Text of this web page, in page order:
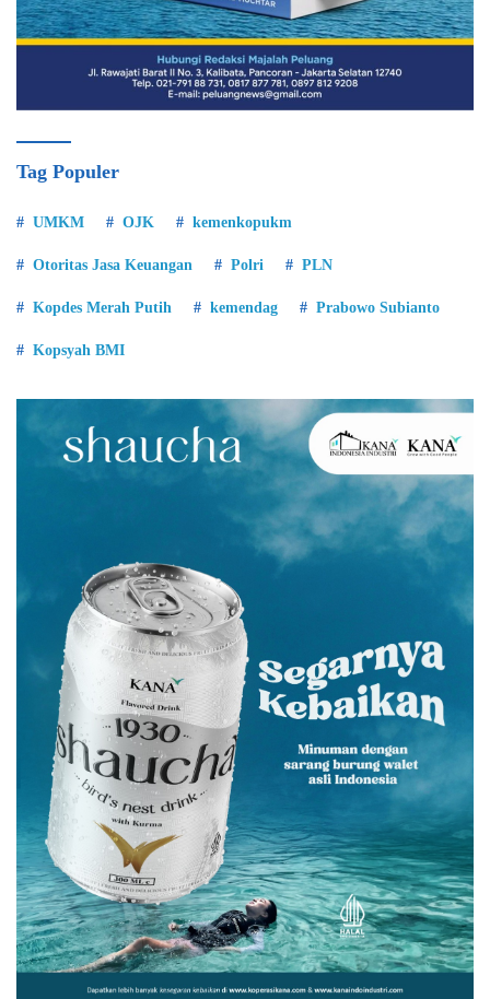
Tag Populer
UMKM OJK kemenkopukm
Otoritas Jasa Keuangan Polri PLN
Kopdes Merah Putih kemendag Prabowo Subianto
Kopsyah BMI